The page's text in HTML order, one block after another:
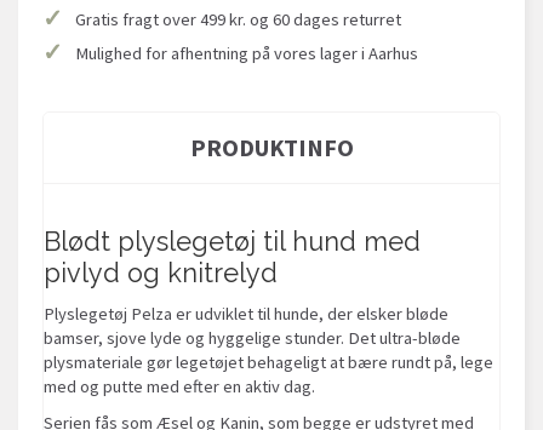
✓ Gratis fragt over 499 kr. og 60 dages returret
✓ Mulighed for afhentning på vores lager i Aarhus
PRODUKTINFO
Blødt plyslegetøj til hund med
pivlyd og knitrelyd
Plyslegetøj Pelza er udviklet til hunde, der elsker bløde
bamser, sjove lyde og hyggelige stunder. Det ultra-bløde
plysmateriale gør legetøjet behageligt at bære rundt på, lege
med og putte med efter en aktiv dag.
Serien fås som Æsel og Kanin, som begge er udstyret med